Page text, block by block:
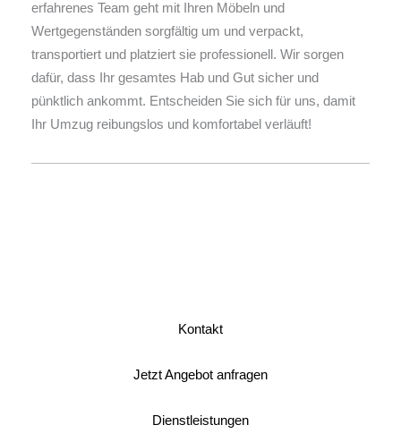
erfahrenes Team geht mit Ihren Möbeln und
Wertgegenständen sorgfältig um und verpackt,
transportiert und platziert sie professionell. Wir sorgen
dafür, dass Ihr gesamtes Hab und Gut sicher und
pünktlich ankommt. Entscheiden Sie sich für uns, damit
Ihr Umzug reibungslos und komfortabel verläuft!
Kontakt
Jetzt Angebot anfragen
Dienstleistungen